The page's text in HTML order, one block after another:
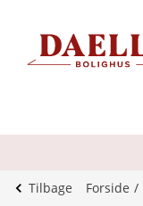
Tilbage Forside